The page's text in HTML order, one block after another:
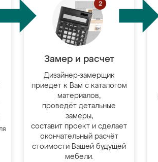
Замер и расчет
Дизайнер-замерщик
приедет к Вам с каталогом
материалов,
проведёт детальные
замеры,
составит проект и сделает
окончательный расчёт
стоимости Вашей будущей
мебели.